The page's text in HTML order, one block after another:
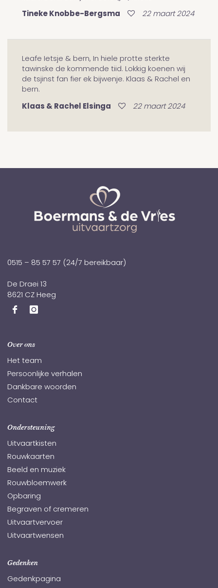
Tineke Knobbe-Bergsma 22 maart 2024
Leafe Ietsje & bern, In hiele protte sterkte
tawinske de kommende tiid. Lokkig koenen wij
de tsjinst fan fier ek bijwenje. Klaas & Rachel en
bern.
Klaas & Rachel Elsinga 22 maart 2024
0515 – 85 57 57 (24/7 bereikbaar)
De Draei 13
8621 CZ Heeg
Over ons
Het team
Persoonlijke verhalen
Dankbare woorden
Contact
Ondersteuning
Uitvaartkisten
Rouwkaarten
Beeld en muziek
Rouwbloemwerk
Opbaring
Begraven of cremeren
Uitvaartvervoer
Uitvaartwensen
Gedenken
Gedenkpagina